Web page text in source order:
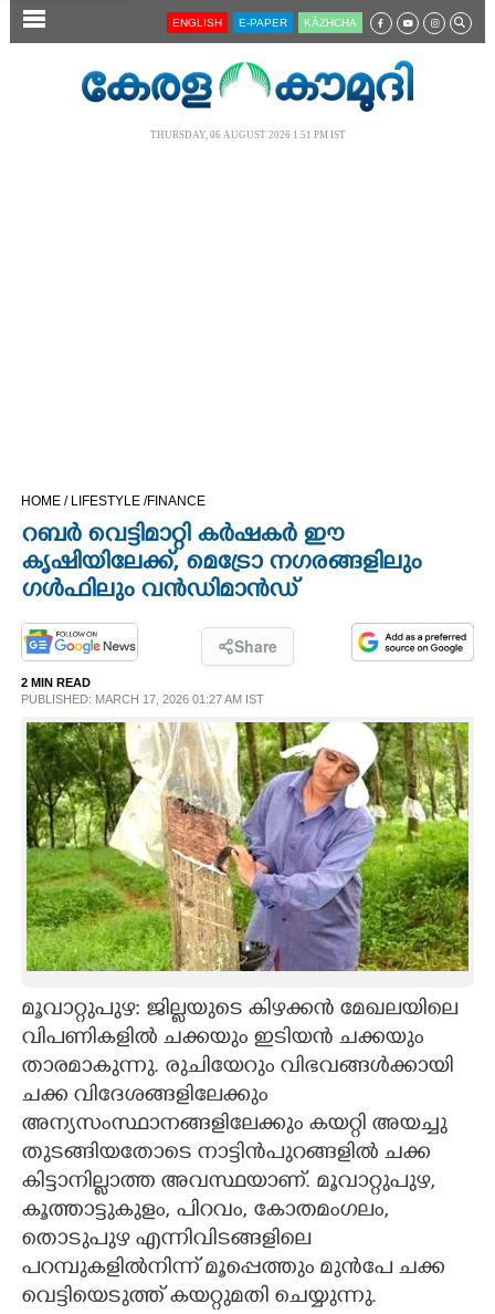
SECTIONS
OPINION
PHOTOS
LIFESTYLE
SPIRITUAL
INFO+
ART
ASTRO
CARTOONS
LITERATURE
ZOOM
CONTACT US
ENGLISH E-PAPER KĀZHCHA
THURSDAY, 06 AUGUST 2026 1.51 PM IST
HOME / LIFESTYLE /FINANCE
റബർ വെട്ടിമാറ്റി കർഷകർ ഈ
കൃഷിയിലേക്ക്,​ മെട്രോ നഗരങ്ങളിലും
ഗൾഫിലും വൻഡിമാൻഡ്
Share
2 MIN READ
PUBLISHED: MARCH 17, 2026 01:27 AM IST
മൂവാറ്റുപുഴ: ജില്ലയുടെ കിഴക്കൻ മേഖലയിലെ
വിപണികളിൽ ചക്കയും ഇടിയൻ ചക്കയും
താരമാകുന്നു. രുചിയേറും വിഭവങ്ങൾക്കായി
ചക്ക വിദേശങ്ങളിലേക്കും
അന്യസംസ്ഥാനങ്ങളിലേക്കും കയറ്റി അയച്ചു
തുടങ്ങിയതോടെ നാട്ടിൻപുറങ്ങളിൽ ചക്ക
കിട്ടാനില്ലാത്ത അവസ്ഥയാണ്. മൂവാറ്റുപുഴ,
കൂത്താട്ടുകുളം, പിറവം, കോതമംഗലം,
തൊടുപുഴ എന്നിവിടങ്ങളിലെ
പറമ്പുകളിൽനിന്ന് മൂപ്പെത്തും മുൻപേ ചക്ക
വെട്ടിയെടുത്ത് കയറ്റുമതി ചെയ്യുന്നു.